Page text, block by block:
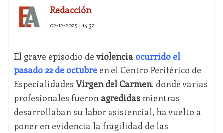
Redacción
02-12-2025 | 14:32
El grave episodio de violencia ocurrido el
pasado 22 de octubreen el Centro Periférico de
Especialidades Virgen del Carmen, donde varias
profesionales fueron agredidasmientras
desarrollaban su labor asistencial, ha vuelto a
poner en evidencia la fragilidad de las